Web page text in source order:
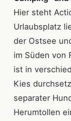
Hier steht
Urlaubsplatz
der Ostsee
im Süden von
ist in
Kies
separater
Herumtollen